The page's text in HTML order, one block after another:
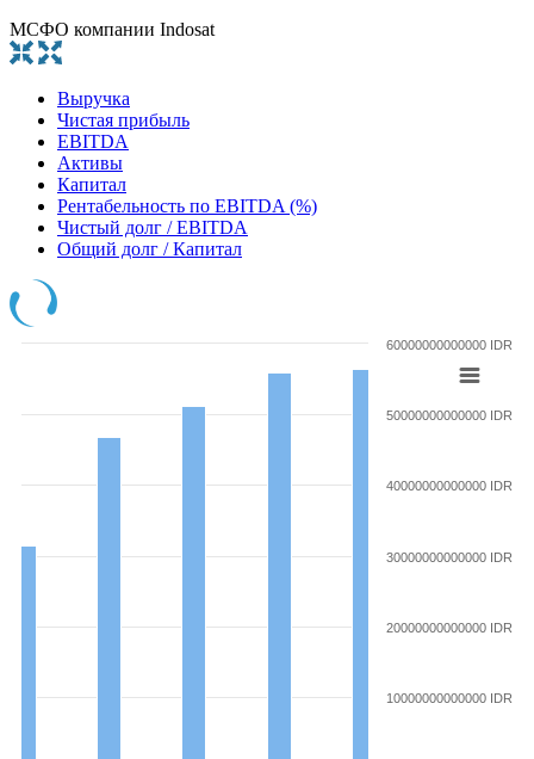
МСФО компании Indosat
Выручка
Чистая прибыль
EBITDA
Активы
Капитал
Рентабельность по EBITDA (%)
Чистый долг / EBITDA
Общий долг / Капитал
10000000000000 IDR
20000000000000 IDR
30000000000000 IDR
40000000000000 IDR
50000000000000 IDR
60000000000000 IDR